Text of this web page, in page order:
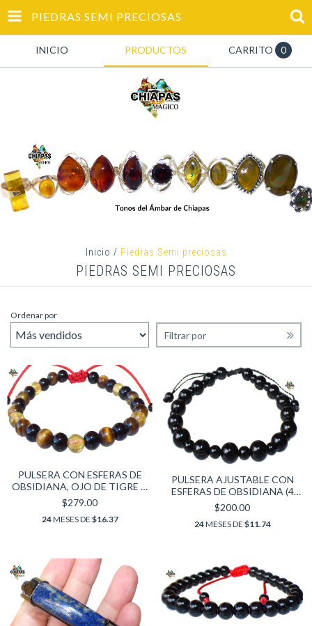
PIEDRAS SEMI PRECIOSAS
INICIO PRODUCTOS CARRITO 0
Inicio / Piedras Semi preciosas
PIEDRAS SEMI PRECIOSAS
Ordenar por
Filtrar por
PULSERA CON ESFERAS DE
OBSIDIANA, OJO DE TIGRE &
ÁMBAR AUTÉNTICO
$279.00
24MESES DE $16.37
PULSERA AJUSTABLE CON
ESFERAS DE OBSIDIANA (4
MM Y 6 MM)
$200.00
24MESES DE $11.74